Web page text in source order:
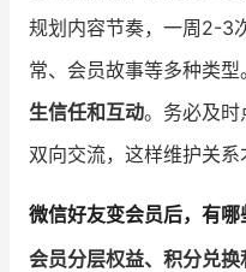
规划内容节奏，一周2-3
常、会员故事等多种类型。
生信任和互动。务必及
双向交流，这样维护关系
微信好友变会员后，有哪
会员分层权益、积分兑